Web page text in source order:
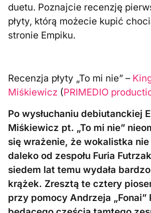
duetu. Poznajcie recenzję
płyty, którą możecie kupić
stronie Empiku.
Recenzja płyty „To mi nie” –
Miśkiewicz (PRIMEDIO
Po wysłuchaniu debiutanckiej
Miśkiewicz pt. „To mi nie”
się wrażenie, że wokalistka nie
daleko od zespołu Furia
siedem lat temu wydała
krążek. Zresztą te cztery
przy pomocy Andrzeja „Fonai”